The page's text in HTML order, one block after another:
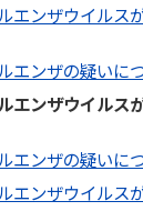
エンザウイルス
エンザの疑いに
エンザウイルス
エンザの疑いに
エンザウイルス